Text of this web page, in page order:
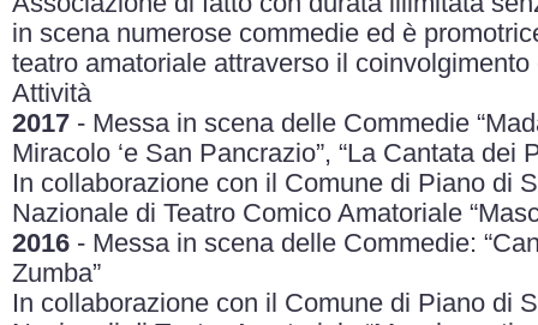
in scena numerose commedie ed è
teatro amatoriale attraverso il
Attività
2017 - Messa in scena delle Commedie
Miracolo ‘e San Pancrazio”, “La Cantata dei
In collaborazione con il Comune di Piano di
Nazionale di Teatro Comico Amatoriale
2016 - Messa in scena delle Commedie:
Zumba”
In collaborazione con il Comune di Piano di